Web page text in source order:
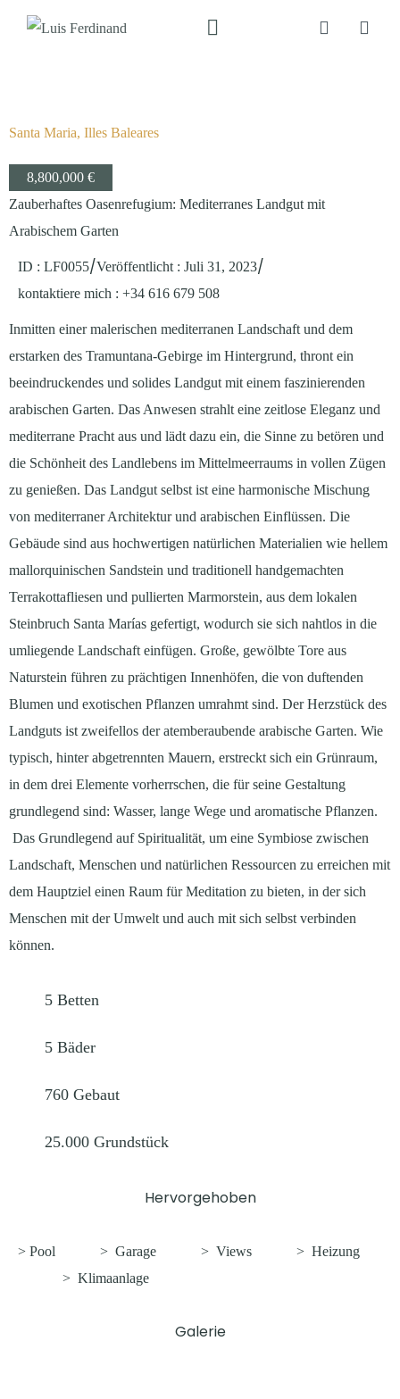
Santa Maria, Illes Baleares
8,800,000 €
Zauberhaftes Oasenrefugium: Mediterranes Landgut mit
Arabischem Garten
ID : LF0055/Veröffentlicht : Juli 31, 2023/
kontaktiere mich : +34 616 679 508
Inmitten einer malerischen mediterranen Landschaft und dem
erstarken des Tramuntana-Gebirge im Hintergrund, thront ein
beeindruckendes und solides Landgut mit einem faszinierenden
arabischen Garten. Das Anwesen strahlt eine zeitlose Eleganz und
mediterrane Pracht aus und lädt dazu ein, die Sinne zu betören und
die Schönheit des Landlebens im Mittelmeerraums in vollen Zügen
zu genießen. Das Landgut selbst ist eine harmonische Mischung
von mediterraner Architektur und arabischen Einflüssen. Die
Gebäude sind aus hochwertigen natürlichen Materialien wie hellem
mallorquinischen Sandstein und traditionell handgemachten
Terrakottafliesen und pullierten Marmorstein, aus dem lokalen
Steinbruch Santa Marías gefertigt, wodurch sie sich nahtlos in die
umliegende Landschaft einfügen. Große, gewölbte Tore aus
Naturstein führen zu prächtigen Innenhöfen, die von duftenden
Blumen und exotischen Pflanzen umrahmt sind. Der Herzstück des
Landguts ist zweifellos der atemberaubende arabische Garten. Wie
typisch, hinter abgetrennten Mauern, erstreckt sich ein Grünraum,
in dem drei Elemente vorherrschen, die für seine Gestaltung
grundlegend sind: Wasser, lange Wege und aromatische Pflanzen.
Das Grundlegend auf Spiritualität, um eine Symbiose zwischen
Landschaft, Menschen und natürlichen Ressourcen zu erreichen mit
dem Hauptziel einen Raum für Meditation zu bieten, in der sich
Menschen mit der Umwelt und auch mit sich selbst verbinden
können.
5 Betten
5 Bäder
760 Gebaut
25.000 Grundstück
Hervorgehoben
> Pool > Garage > Views > Heizung
> Klimaanlage
Galerie